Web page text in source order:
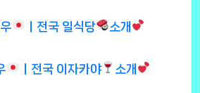
ㅣ전국 일식당 소개
ㅣ전국 이자카야 소개